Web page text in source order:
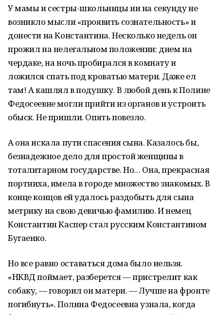
У мамы и сестры-школьницы ни на секунду не
возникло мысли «проявить сознательность» и
донести на Константина. Несколько недель он
прожил на нелегальном положении: днем на
чердаке, на ночь пробирался в комнату и
ложился спать под кроватью матери. Даже ел
там! А кашлял в подушку. В любой день к Полине
Федосеевне могли прийти из органов и устроить
обыск. Не пришли. Опять повезло.
А она искала пути спасения сына. Казалось бы,
безнадежное дело для простой женщины в
тоталитарном государстве. Но… Она, прекрасная
портниха, имела в городе множество знакомых. В
конце концов ей удалось раздобыть для сына
метрику на свою девичью фамилию. И немец
Константин Каспер стал русским Константином
Бугаенко.
Но все равно оставаться дома было нельзя.
«НКВД поймает, разберется — пристрелит как
собаку, — говорил он матери. — Лучше на фронте
погибнуть». Полина Федосеевна узнала, когда